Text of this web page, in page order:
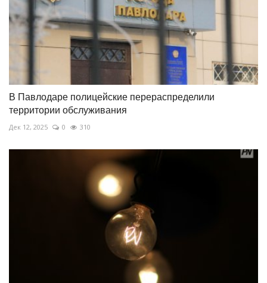
В Павлодаре полицейские перераспределили
территории обслуживания
Дек 12, 2025 0 310